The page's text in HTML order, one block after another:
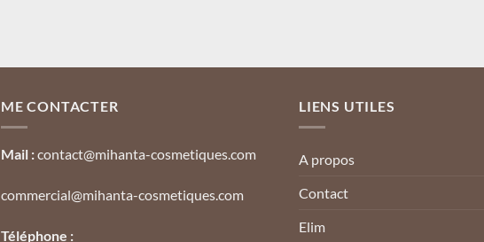
ME CONTACTER
Mail :contact@mihanta-cosmetiques.com
commercial@mihanta-cosmetiques.com
Téléphone :
LIENS UTILES
A propos
Contact
Elim